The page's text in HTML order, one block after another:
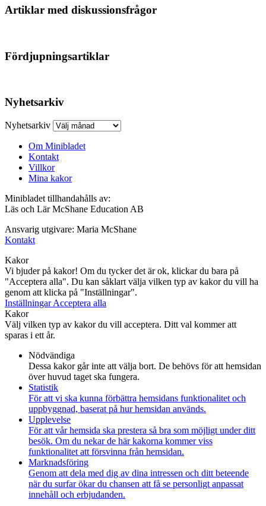
Artiklar med diskussionsfrågor
Fördjupningsartiklar
Nyhetsarkiv
Nyhetsarkiv
Om Minibladet
Kontakt
Villkor
Mina kakor
Minibladet tillhandahålls av:
Läs och Lär McShane Education AB
Ansvarig utgivare: Maria McShane
Kontakt
Kakor
Vi bjuder på kakor! Om du tycker det är ok, klickar du bara på
"Acceptera alla". Du kan såklart välja vilken typ av kakor du vill ha
genom att klicka på "Inställningar".
InställningarAcceptera alla
Kakor
Välj vilken typ av kakor du vill acceptera. Ditt val kommer att
sparas i ett år.
Nödvändiga
Dessa kakor går inte att välja bort. De behövs för att hemsidan
över huvud taget ska fungera.
Statistik
För att vi ska kunna förbättra hemsidans funktionalitet och
uppbyggnad, baserat på hur hemsidan används.
Upplevelse
För att vår hemsida ska prestera så bra som möjligt under ditt
besök. Om du nekar de här kakorna kommer viss
funktionalitet att försvinna från hemsidan.
Marknadsföring
Genom att dela med dig av dina intressen och ditt beteende
när du surfar ökar du chansen att få se personligt anpassat
innehåll och erbjudanden.